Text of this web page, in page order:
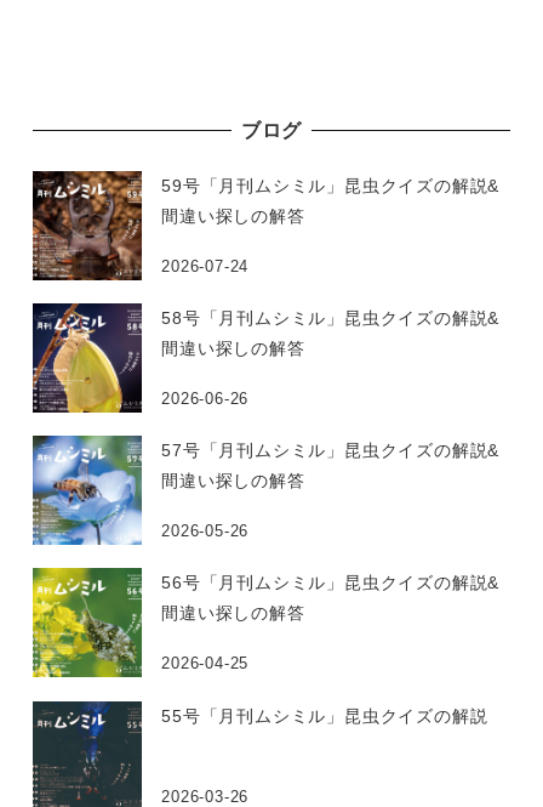
ブログ
59号「月刊ムシミル」昆虫クイズの解説&
間違い探しの解答
2026-07-24
58号「月刊ムシミル」昆虫クイズの解説&
間違い探しの解答
2026-06-26
57号「月刊ムシミル」昆虫クイズの解説&
間違い探しの解答
2026-05-26
56号「月刊ムシミル」昆虫クイズの解説&
間違い探しの解答
2026-04-25
55号「月刊ムシミル」昆虫クイズの解説
2026-03-26